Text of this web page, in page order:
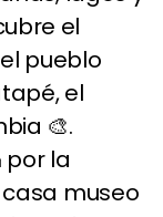
el
pueblo
el
🎨.
por la
museo